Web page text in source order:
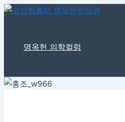
콘
뛰
명옥헌 의학컬럼
포
여
기
력
하
이
름